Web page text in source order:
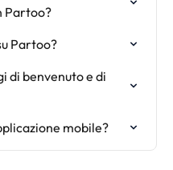
Partoo?
Partoo?
di benvenuto e di
mobile?